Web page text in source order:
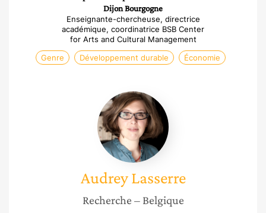
Dijon Bourgogne
Enseignante-chercheuse, directrice
académique, coordinatrice BSB Center
for Arts and Cultural Management
Genre
Développement durable Économie
Audrey
Lasserre
Audrey Lasserre
Recherche – Belgique